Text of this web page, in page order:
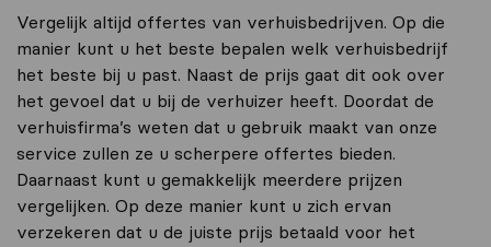
Vergelijk altijd offertes van verhuisbedrijven. Op die
manier kunt u het beste bepalen welk verhuisbedrijf
het beste bij u past. Naast de prijs gaat dit ook over
het gevoel dat u bij de verhuizer heeft. Doordat de
verhuisfirma’s weten dat u gebruik maakt van onze
service zullen ze u scherpere offertes bieden.
Daarnaast kunt u gemakkelijk meerdere prijzen
vergelijken. Op deze manier kunt u zich ervan
verzekeren dat u de juiste prijs betaald voor het